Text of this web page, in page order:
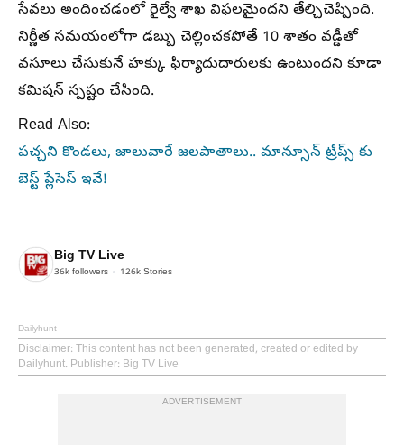
సేవలు అందించడంలో రైల్వే శాఖ విఫలమైందని తేల్చిచెప్పింది.
నిర్ణీత సమయంలోగా డబ్బు చెల్లించకపోతే 10 శాతం వడ్డీతో
వసూలు చేసుకునే హక్కు ఫిర్యాదుదారులకు ఉంటుందని కూడా
కమిషన్ స్పష్టం చేసింది.
Read Also:
పచ్చని కొండలు, జాలువారే జలపాతాలు.. మాన్సూన్ ట్రిప్స్‌ కు
బెస్ట్ ప్లేసెస్ ఇవే!
Big TV Live
36k followers 126k Stories
Dailyhunt
Disclaimer: This content has not been generated, created or edited by
Dailyhunt. Publisher: Big TV Live
ADVERTISEMENT